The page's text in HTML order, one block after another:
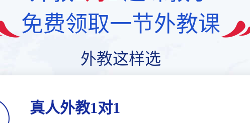
免费领取一节外教课
外教这样选
真人外教1对1